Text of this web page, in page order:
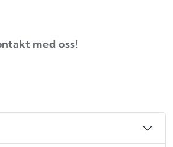
med oss!